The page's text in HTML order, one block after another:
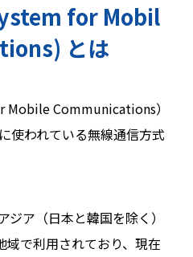
for Mobil
とは
Mobile Communications）
使われている無線通信方式
ジア（日本と韓国を除く）
で利用されており、現在